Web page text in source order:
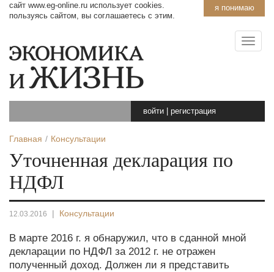
я понимаю
сайт www.eg-online.ru использует cookies.
пользуясь сайтом, вы соглашаетесь с этим.
войти регистрация
Главная Консультации
Уточненная декларация по
НДФЛ
12.03.2016 | Консультации
В марте 2016 г. я обнаружил, что в сданной мной
декларации по НДФЛ за 2012 г. не отражен
полученный доход. Должен ли я представить